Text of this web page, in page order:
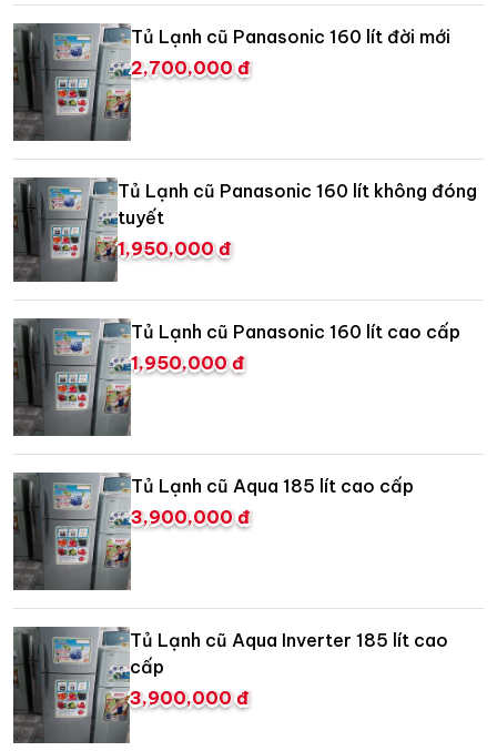
Tủ Lạnh cũ Panasonic 160 lít đời mới
2,700,000 đ
Tủ Lạnh cũ Panasonic 160 lít không đóng
tuyết
1,950,000 đ
Tủ Lạnh cũ Panasonic 160 lít cao cấp
1,950,000 đ
Tủ Lạnh cũ Aqua 185 lít cao cấp
3,900,000 đ
Tủ Lạnh cũ Aqua Inverter 185 lít cao
cấp
3,900,000 đ